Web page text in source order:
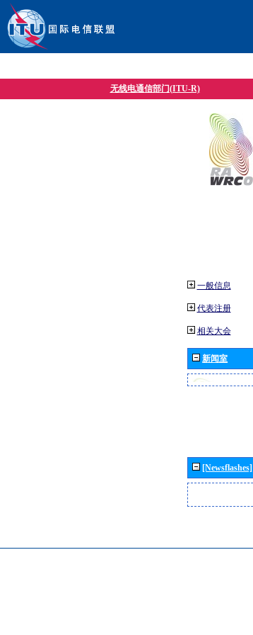
无线电通信部门(ITU-R)
一般信息
代表注册
相关大会
新闻室
[Newsflashes]